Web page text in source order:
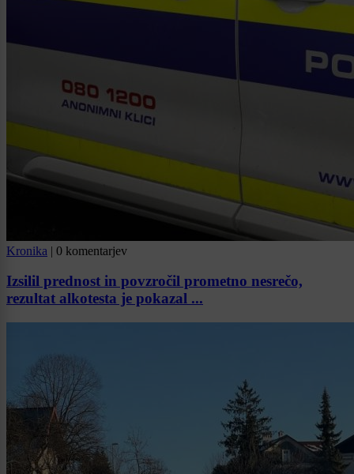
Kronika | 0 komentarjev
Izsilil prednost in povzročil prometno nesrečo,
rezultat alkotesta je pokazal ...